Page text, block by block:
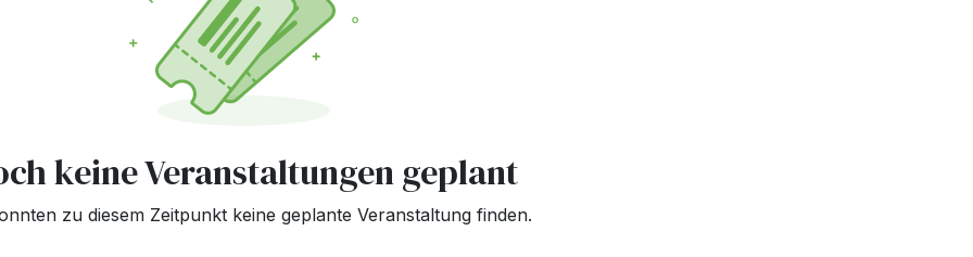
keine Veranstaltungen geplant
zu diesem Zeitpunkt keine geplante Veranstaltung finden.